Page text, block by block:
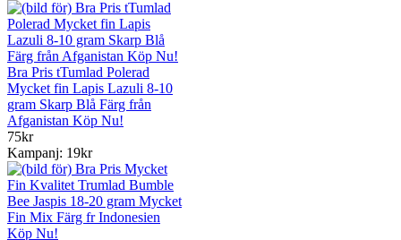
Bra Pris tTumlad Polerad
Mycket fin Lapis Lazuli 8-10
gram Skarp Blå Färg från
Afganistan Köp Nu!
75kr
Kampanj: 19kr